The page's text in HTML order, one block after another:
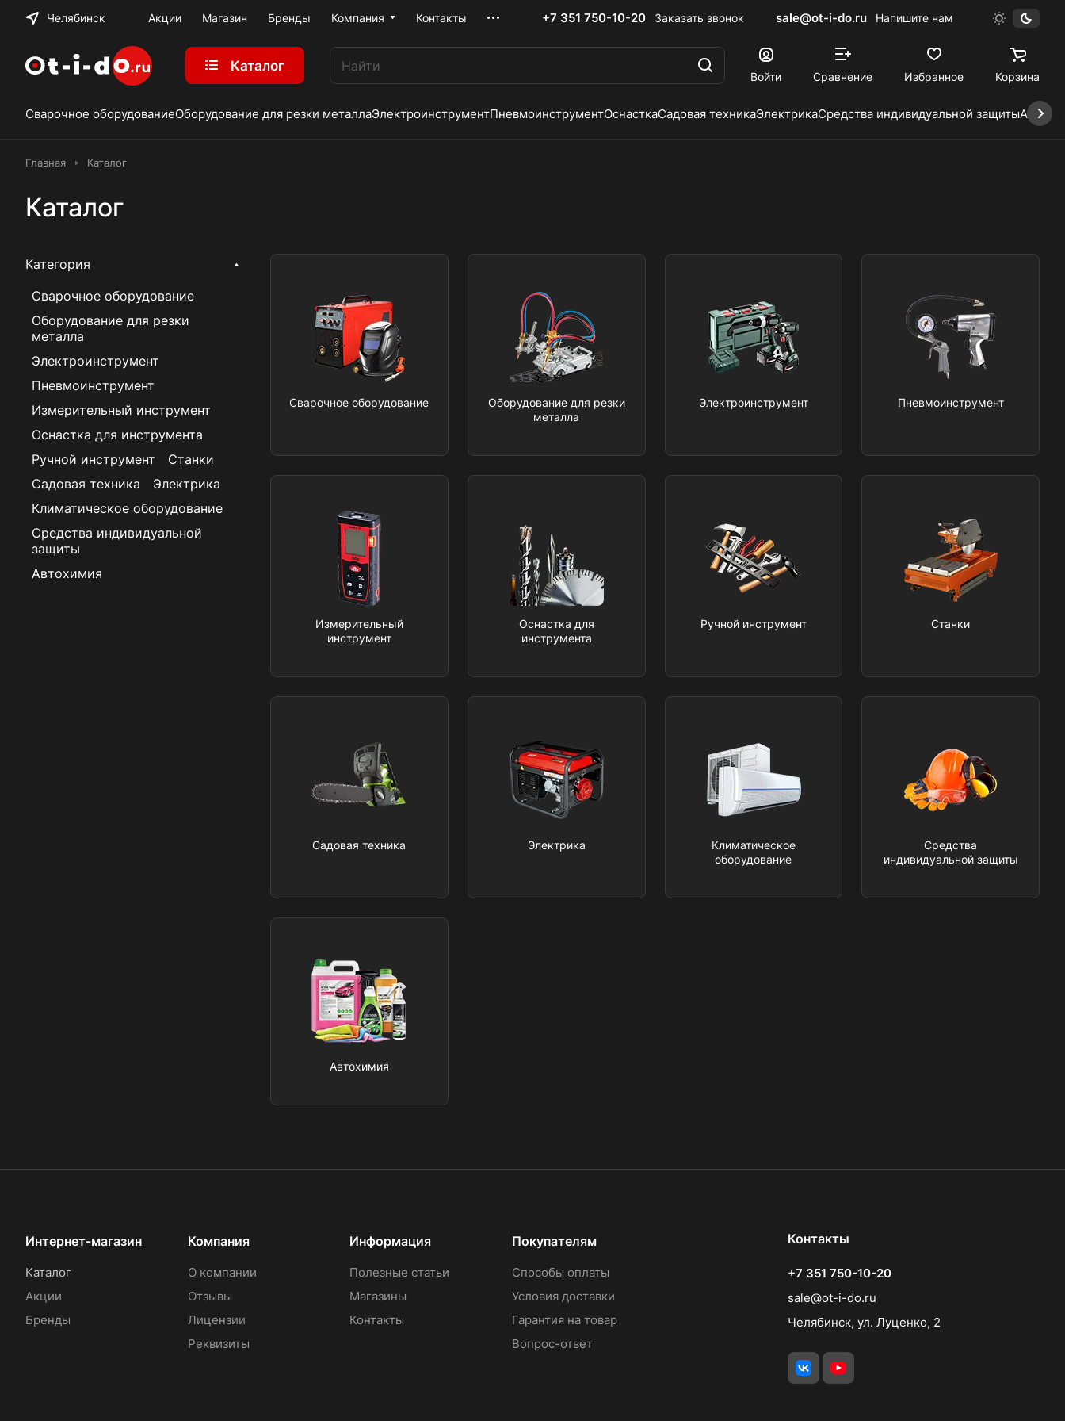
Челябинск Акции Магазин Бренды Компания Контакты +7 351 750-10-20 Заказать звонок sale@ot-i-do.ru Напишите нам
Каталог
Войти Сравнение Избранное Корзина
Сварочное оборудованиеОборудование для резки металлаЭлектроинструментПневмоинструментОснасткаСадовая техникаЭлектрикаСредства индивидуальной защиты
Главная Каталог
Каталог
Сварочное оборудование
Оборудование для резки
металла
Электроинструмент Пневмоинструмент
Измерительный
инструмент
Оснастка для
инструмента
Ручной инструмент Станки
Садовая техника Электрика
Климатическое
оборудование
Средства
индивидуальной защиты
Автохимия
Категория
Сварочное оборудование
Оборудование для резки
металла
Электроинструмент
Пневмоинструмент
Измерительный инструмент
Оснастка для инструмента
Ручной инструмент
Станки
Садовая техника
Электрика
Климатическое оборудование
Средства индивидуальной
защиты
Автохимия
Интернет-магазин
Каталог
Акции
Бренды
Компания
О компании
Отзывы
Лицензии
Реквизиты
Информация
Полезные статьи
Магазины
Контакты
Покупателям
Способы оплаты
Условия доставки
Гарантия на товар
Вопрос-ответ
Контакты
+7 351 750-10-20
sale@ot-i-do.ru
Челябинск, ул. Луценко, 2